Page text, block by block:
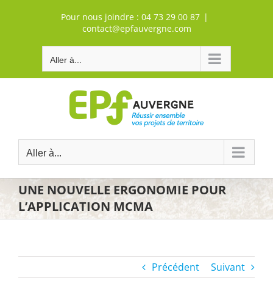
Pour nous joindre : 04 73 29 00 87 |
contact@epfauvergne.com
Aller à...
Aller à...
UNE NOUVELLE ERGONOMIE POUR
L’APPLICATION MCMA
Précédent Suivant